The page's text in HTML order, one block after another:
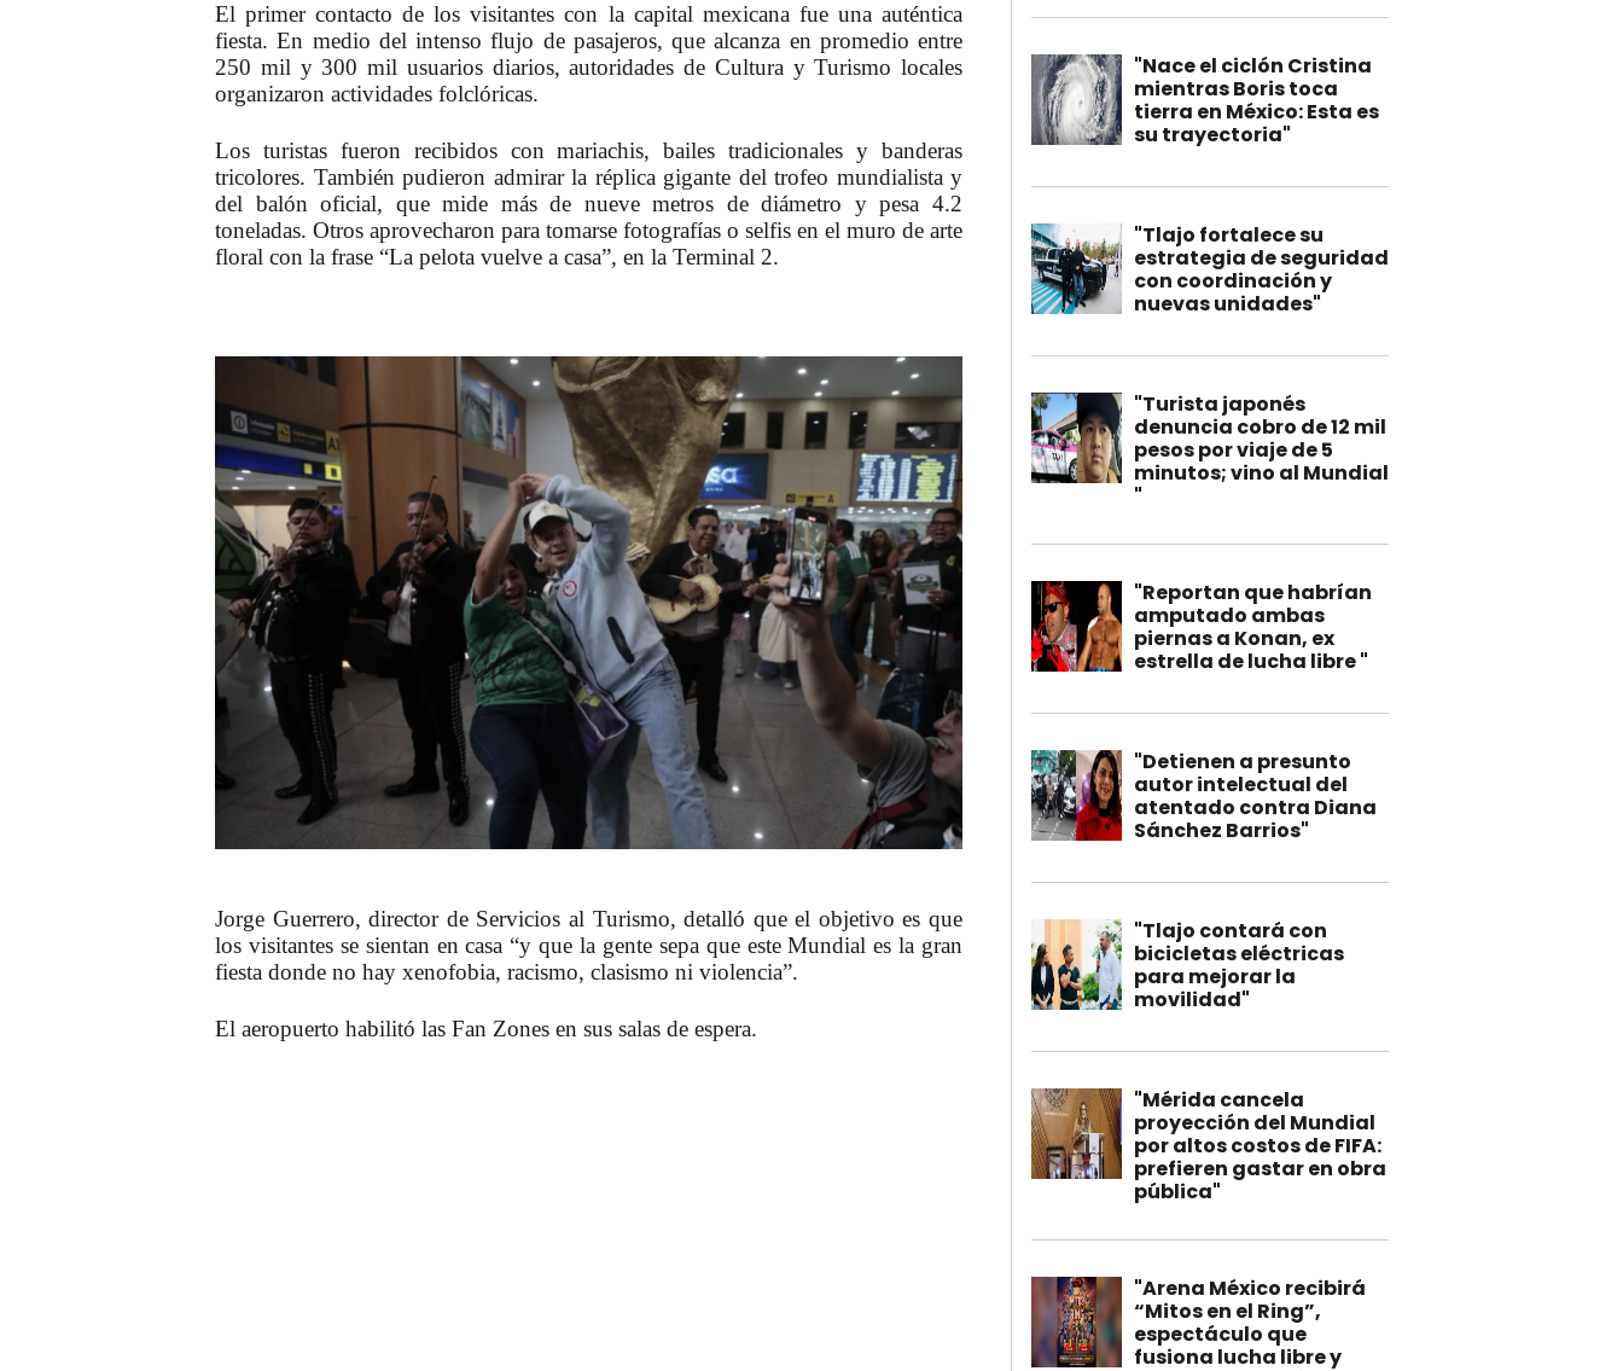
El primer contacto de los visitantes con la capital mexicana fue una auténtica
fiesta. En medio del intenso flujo de pasajeros, que alcanza en promedio entre
250 mil y 300 mil usuarios diarios, autoridades de Cultura y Turismo locales
organizaron actividades folclóricas.
Los turistas fueron recibidos con mariachis, bailes tradicionales y banderas
tricolores. También pudieron admirar la réplica gigante del trofeo mundialista y
del balón oficial, que mide más de nueve metros de diámetro y pesa 4.2
toneladas. Otros aprovecharon para tomarse fotografías o selfis en el muro de arte
floral con la frase “La pelota vuelve a casa”, en la Terminal 2.
Jorge Guerrero, director de Servicios al Turismo, detalló que el objetivo es que
los visitantes se sientan en casa “y que la gente sepa que este Mundial es la gran
fiesta donde no hay xenofobia, racismo, clasismo ni violencia”.
El aeropuerto habilitó las Fan Zones en sus salas de espera.
"Nace el ciclón Cristina
mientras Boris toca
tierra en México: Esta es
su trayectoria"
"Tlajo fortalece su
estrategia de seguridad
con coordinación y
nuevas unidades"
"Turista japonés
denuncia cobro de 12 mil
pesos por viaje de 5
minutos; vino al Mundial
"
"Reportan que habrían
amputado ambas
piernas a Konan, ex
estrella de lucha libre "
"Detienen a presunto
autor intelectual del
atentado contra Diana
Sánchez Barrios"
"Tlajo contará con
bicicletas eléctricas
para mejorar la
movilidad"
"Mérida cancela
proyección del Mundial
por altos costos de FIFA:
prefieren gastar en obra
pública"
"Arena México recibirá
“Mitos en el Ring”,
espectáculo que
fusiona lucha libre y